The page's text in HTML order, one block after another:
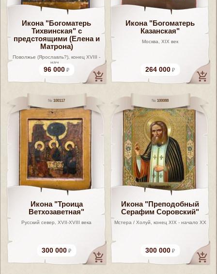
Икона "Богоматерь
Тихвинская" c
предстоящими (Елена и
Матрона)
Поволжье (Ярославль?), конец XVIII -
нач...
96 000
Икона "Богоматерь
Казанская"
Москва, XIX век
264 000
100117
Икона "Троица
Ветхозаветная"
Русский cевер, XVII-XVIII века
300 000
100088
Икона "Преподобный
Серафим Соровский"
Мстера / Холуй, конец XIX - начало XX
300 000